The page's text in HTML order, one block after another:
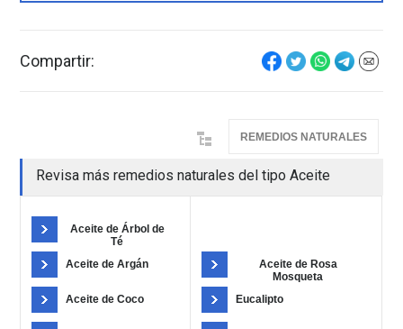
Compartir:
REMEDIOS NATURALES
Revisa más remedios naturales del tipo Aceite
Aceite de Árbol de
Té
Aceite de Argán
Aceite de Coco
Aceite de Rosa
Mosqueta
Eucalipto